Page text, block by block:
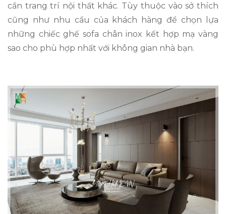
cần trang trí nội thất khác. Tùy thuộc vào sở thích
cũng như nhu cầu của khách hàng để chọn lựa
những chiếc ghế sofa chân inox kết hợp mạ vàng
sao cho phù hợp nhất với không gian nhà bạn.